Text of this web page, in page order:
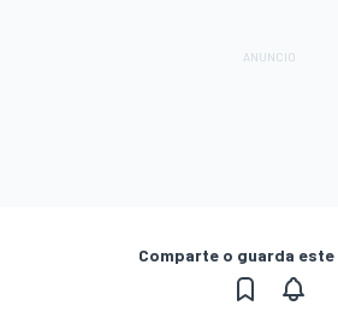
Comparte o guarda